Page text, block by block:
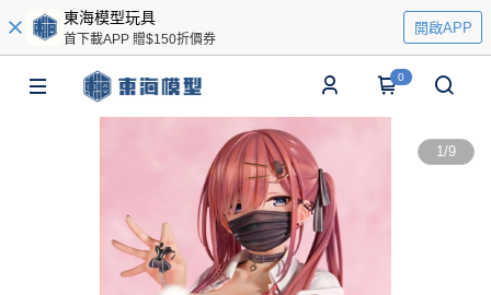
東海模型玩具
首下載APP 贈$150折價券
開啟APP
0
1/9